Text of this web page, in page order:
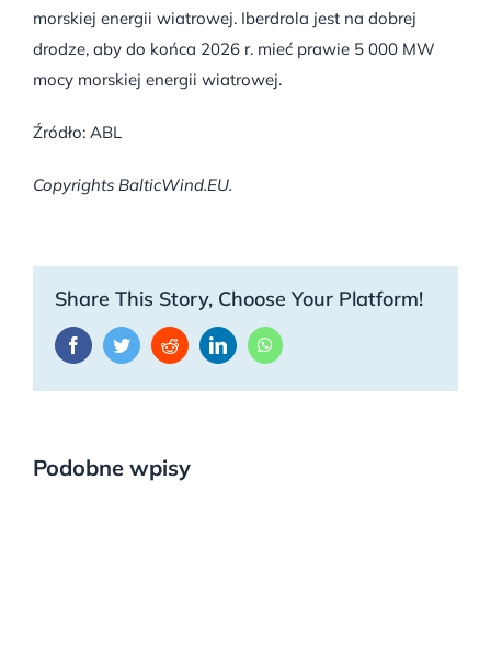
morskiej energii wiatrowej. Iberdrola jest na dobrej
drodze, aby do końca 2026 r. mieć prawie 5 000 MW
mocy morskiej energii wiatrowej.
Źródło: ABL
Copyrights BalticWind.EU.
Share This Story, Choose Your Platform!
FacebookTwitterRedditLinkedInWhatsApp
Podobne wpisy